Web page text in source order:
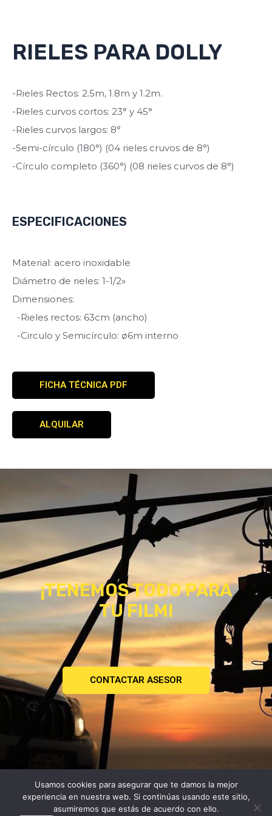
RIELES PARA DOLLY
-Rieles Rectos: 2.5m, 1.8m y 1.2m.
-Rieles curvos cortos: 23° y 45°
-Rieles curvos largos: 8°
-Semi-círculo (180°) (04 rieles cruvos de 8°)
-Círculo completo (360°) (08 rieles curvos de 8°)
ESPECIFICACIONES
Material: acero inoxidable
Diámetro de rieles: 1-1/2»
Dimensiones:
-Rieles rectos: 63cm (ancho)
-Circulo y Semicírculo: ø6m interno
FICHA TÉCNICA PDF
ALQUILAR
¡TENEMOS TODO PARA
TU FILM!
CONTACTAR ASESOR
Copyright © 2026
Atomica | Crew & Equipment Rental House.
Usamos cookies para asegurar que te damos la mejor
experiencia en nuestra web. Si continúas usando este sitio,
asumiremos que estás de acuerdo con ello.